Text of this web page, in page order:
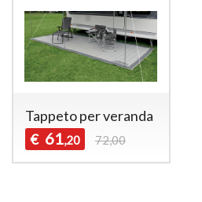
Tappeto per veranda
€ 61,20 72,00